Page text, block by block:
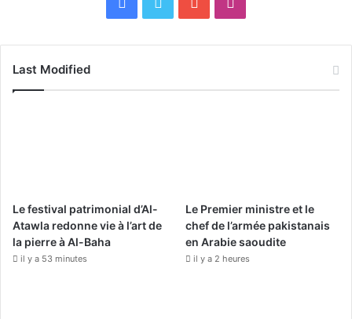
k
a
m
Last Modified
Le festival patrimonial d’Al-
Atawla redonne vie à l’art de
la pierre à Al-Baha
il y a 53 minutes
Le Premier ministre et le
chef de l’armée pakistanais
en Arabie saoudite
il y a 2 heures